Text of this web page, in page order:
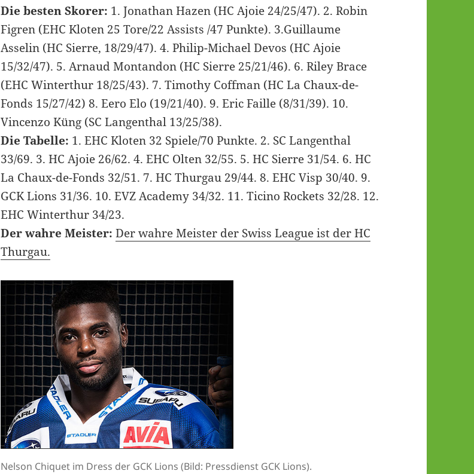
Die besten Skorer: 1. Jonathan Hazen (HC Ajoie 24/25/47). 2. Robin
Figren (EHC Kloten 25 Tore/22 Assists /47 Punkte). 3.Guillaume
Asselin (HC Sierre, 18/29/47). 4. Philip-Michael Devos (HC Ajoie
15/32/47). 5. Arnaud Montandon (HC Sierre 25/21/46). 6. Riley Brace
(EHC Winterthur 18/25/43). 7. Timothy Coffman (HC La Chaux-de-
Fonds 15/27/42) 8. Eero Elo (19/21/40). 9. Eric Faille (8/31/39). 10.
Vincenzo Küng (SC Langenthal 13/25/38).
Die Tabelle: 1. EHC Kloten 32 Spiele/70 Punkte. 2. SC Langenthal
33/69. 3. HC Ajoie 26/62. 4. EHC Olten 32/55. 5. HC Sierre 31/54. 6. HC
La Chaux-de-Fonds 32/51. 7. HC Thurgau 29/44. 8. EHC Visp 30/40. 9.
GCK Lions 31/36. 10. EVZ Academy 34/32. 11. Ticino Rockets 32/28. 12.
EHC Winterthur 34/23.
Der wahre Meister: Der wahre Meister der Swiss League ist der HC
Thurgau.
Nelson Chiquet im Dress der GCK Lions (Bild: Pressdienst GCK Lions).